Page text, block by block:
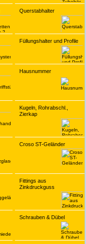
Querstabhalter
Füllungshalter und Profile
Hausnummer
Kugeln, Rohrabschl.,
Zierkap
Croso ST-Geländer
Fittings aus
Zinkdruckguss
Schrauben & Dübel